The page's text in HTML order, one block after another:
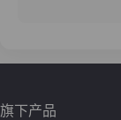
旗下产品